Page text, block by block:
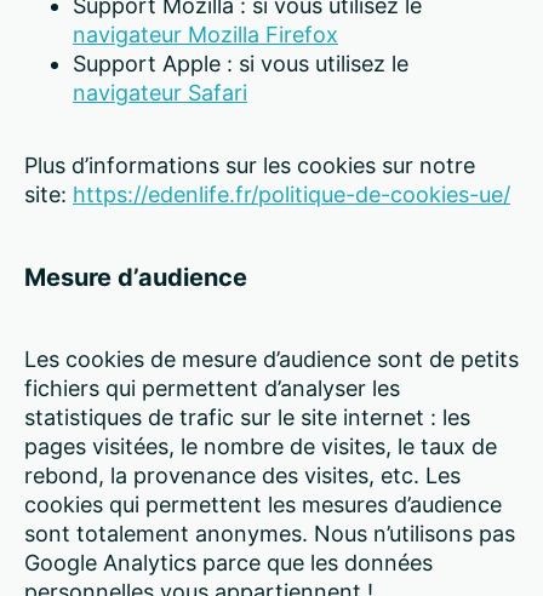
Support Mozilla : si vous utilisez le
navigateur Mozilla Firefox
Support Apple : si vous utilisez le
navigateur Safari
Plus d’informations sur les cookies sur notre
site: https://edenlife.fr/politique-de-cookies-ue/
Mesure d’audience
Les cookies de mesure d’audience sont de petits
fichiers qui permettent d’analyser les
statistiques de trafic sur le site internet : les
pages visitées, le nombre de visites, le taux de
rebond, la provenance des visites, etc. Les
cookies qui permettent les mesures d’audience
sont totalement anonymes. Nous n’utilisons pas
Google Analytics parce que les données